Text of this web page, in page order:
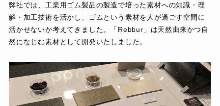
弊社では、工業用ゴム製品の製造で培った素材への知識・理
解・加工技術を活かし、ゴムという素材を人が過ごす空間に
活かせないか考えてきました。「Rebbur」は天然由来かつ自
然になじむ素材として開発いたしました。